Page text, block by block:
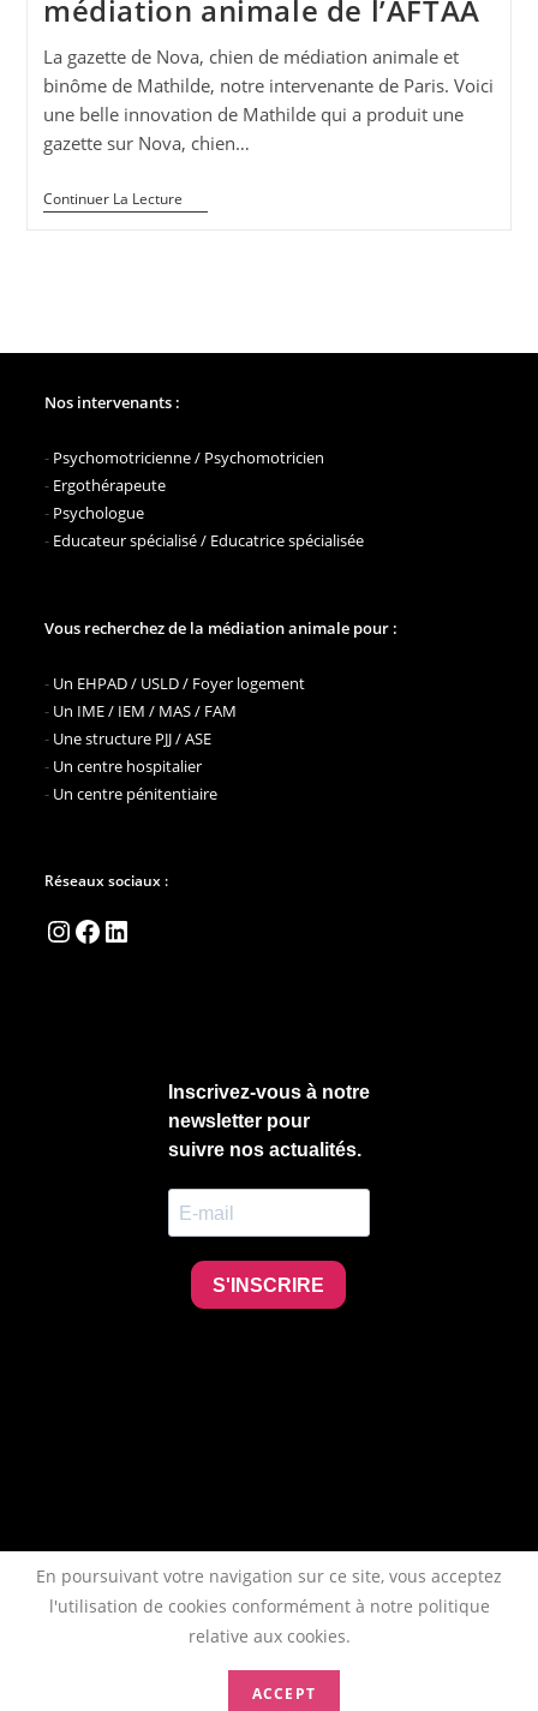
médiation animale de l’AFTAA
La gazette de Nova, chien de médiation animale et
binôme de Mathilde, notre intervenante de Paris. Voici
une belle innovation de Mathilde qui a produit une
gazette sur Nova, chien…
Continuer La LectureLa
Gazette
L’AFTAA
Nos intervenants :
- Psychomotricienne / Psychomotricien
- Ergothérapeute
- Psychologue
- Educateur spécialisé / Educatrice spécialisée
Vous recherchez de la médiation animale pour :
- Un EHPAD / USLD / Foyer logement
- Un IME / IEM / MAS / FAM
- Une structure PJJ / ASE
- Un centre hospitalier
- Un centre pénitentiaire
Réseaux sociaux :
Instagram
Facebook
LinkedIn
Copyright 2026 - AFTAA
En poursuivant votre navigation sur ce site, vous acceptez
l'utilisation de cookies conformément à notre politique
relative aux cookies.
ACCEPT